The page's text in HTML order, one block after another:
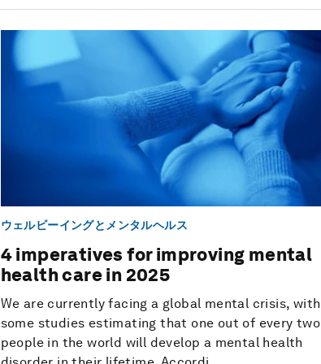
ウェルビーイングとメンタルヘルス
4 imperatives for improving mental
health care in 2025
We are currently facing a global mental crisis, with
some studies estimating that one out of every two
people in the world will develop a mental health